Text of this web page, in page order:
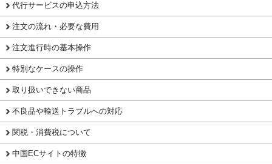
代行サービスの申込方法
注文の流れ・必要な費用
注文進行時の基本操作
特別なケースの操作
取り扱いできない商品
不良品や輸送トラブルへの対応
関税・消費税について
中国ECサイトの特徴